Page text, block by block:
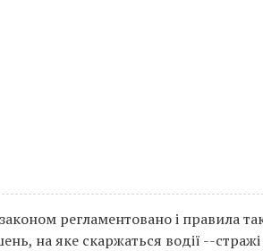
регламентовано і правила
на яке скаржаться водії --